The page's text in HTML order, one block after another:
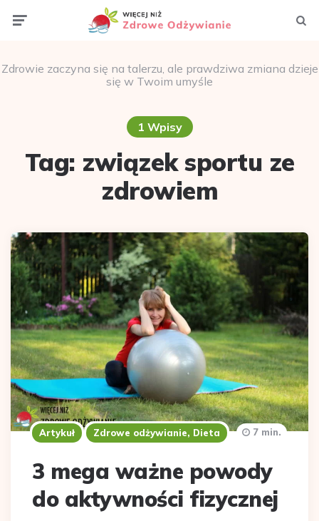
Zdrowie zaczyna się na talerzu, ale prawdziwa zmiana dzieje
się w Twoim umyśle
1 Wpisy
Tag: związek sportu ze
zdrowiem
Artykuł Zdrowe odżywianie, Dieta
3 mega ważne powody
do aktywności fizycznej
7 min.